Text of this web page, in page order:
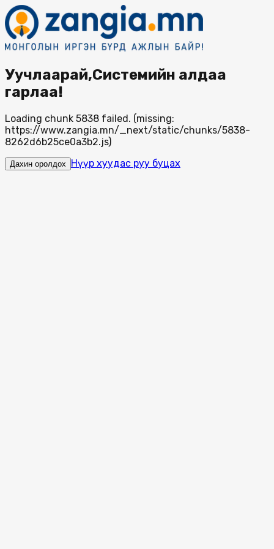
Уучлаарай,Системийн алдаа
гарлаа!
Loading chunk 5838 failed. (missing:
https://www.zangia.mn/_next/static/chunks/5838-
8262d6b25ce0a3b2.js)
Дахин оролдох Нүүр хуудас руу буцах